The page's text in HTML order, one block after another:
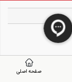
صفحه اصلی